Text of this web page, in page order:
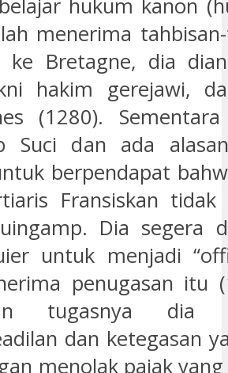
hukum kanon
menerima
ke Bretagne, dia
hakim gerejawi,
(1280).
Suci dan ada
berpendapat
Fransiskan
Dia segera
untuk menjadi
penugasan itu
tugasnya dia
dan ketegasan
menolak pajak